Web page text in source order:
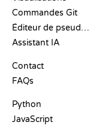
Commandes Git
Éditeur de pseudo-code
Assistant IA
Contact
FAQs
Python
JavaScript